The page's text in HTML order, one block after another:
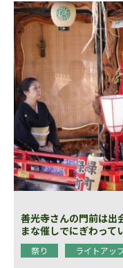
善光寺さんの門前は出
まな催しでにぎわって
祭り ライトアッ